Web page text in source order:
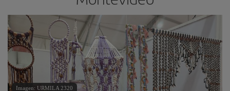
Imagen: URMILA 2320